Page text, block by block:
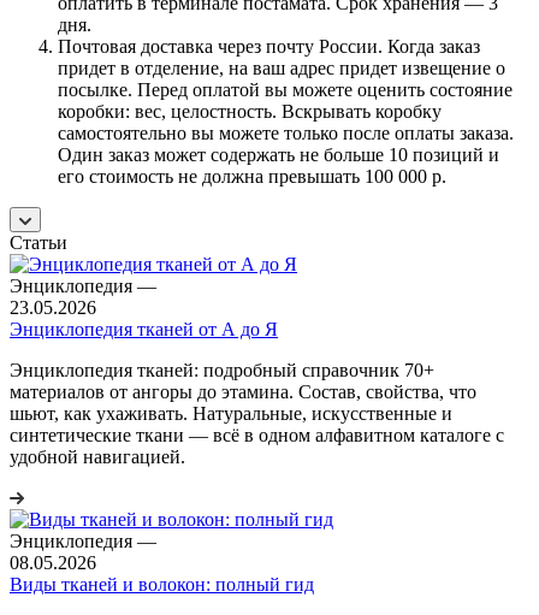
дня.
Почтовая доставка через почту России. Когда заказ
придет в отделение, на ваш адрес придет извещение о
посылке. Перед оплатой вы можете оценить состояние
коробки: вес, целостность. Вскрывать коробку
самостоятельно вы можете только после оплаты заказа.
Один заказ может содержать не больше 10 позиций и
его стоимость не должна превышать 100 000 р.
Статьи
Энциклопедия —
23.05.2026
Энциклопедия тканей от А до Я
Энциклопедия тканей: подробный справочник 70+
материалов от ангоры до этамина. Состав, свойства, что
шьют, как ухаживать. Натуральные, искусственные и
синтетические ткани — всё в одном алфавитном каталоге с
удобной навигацией.
Энциклопедия —
08.05.2026
Виды тканей и волокон: полный гид